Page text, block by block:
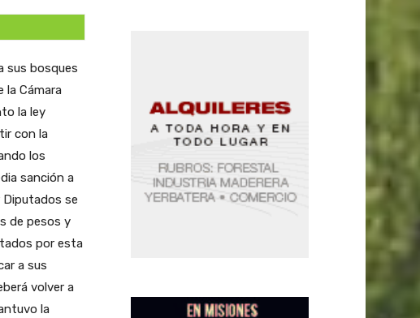
sus bosques
la Cámara
la ley
con la
los
sanción a
Diputados se
de pesos y
por esta
a sus
volver a
la